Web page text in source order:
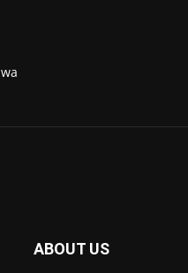
ABOUT US